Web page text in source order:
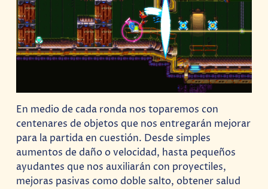
En medio de cada ronda nos toparemos con
centenares de objetos que nos entregarán mejorar
para la partida en cuestión. Desde simples
aumentos de daño o velocidad, hasta pequeños
ayudantes que nos auxiliarán con proyectiles,
mejoras pasivas como doble salto, obtener salud